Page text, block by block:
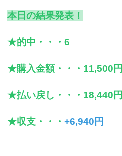
本日の結果発表！
★的中・・・6
★購入金額・・・11,500円
★払い戻し・・・18,440円
★収支・・・ +6,940円